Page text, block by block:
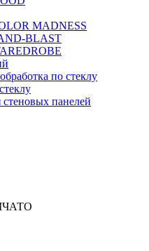
MADNESS
BLAST
по стеклу
панелей